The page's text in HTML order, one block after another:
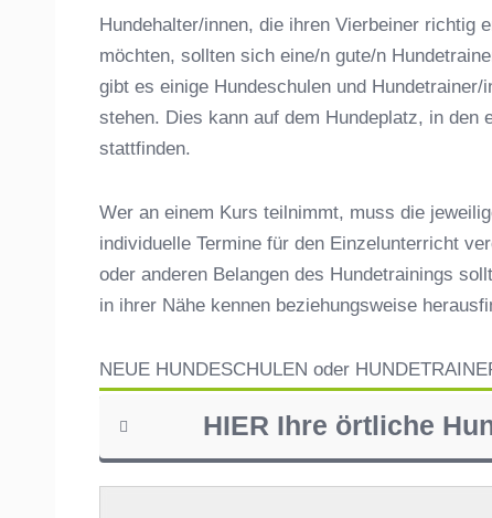
Hundezubehör für das Training und
Preisvergleich der Hundeschulen in
Hundeschulen vs. Hundesportvereine in
So findet man den richtigen
Darum lohnt sich der Besuch einer
Hundehalter/innen, die ihren Vierbeiner richtig
möchten, sollten sich eine/n gute/n
gibt es einige Hundeschulen und
stehen. Dies kann auf dem Hundeplatz, in den
stattfinden.
Wer an einem Kurs teilnimmt, muss die
individuelle Termine für den Einzelunterricht
oder anderen Belangen des Hundetrainings
in ihrer Nähe kennen beziehungsweise
NEUE HUNDESCHULEN oder
HIER Ihre örtliche